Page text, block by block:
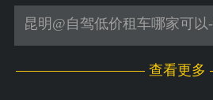
查看更多